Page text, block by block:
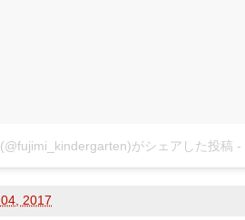
がシェアした投稿 -
2017